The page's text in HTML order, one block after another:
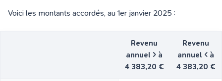
Voici les montants accordés, au 1er janvier 2025 :
Revenu
annuel > à
4 383,20 €
Revenu
annuel < à
4 383,20 €